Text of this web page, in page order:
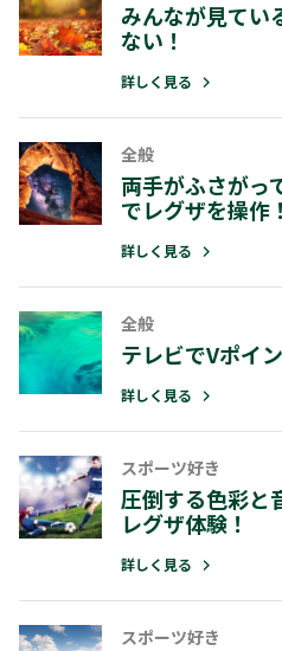
みんなが見てい
ない！
詳しく見る
全般
両手がふさがっ
でレグザを操作！
詳しく見る
全般
テレビでVポイ
詳しく見る
スポーツ好き
圧倒する色彩と
レグザ体験！
詳しく見る
スポーツ好き